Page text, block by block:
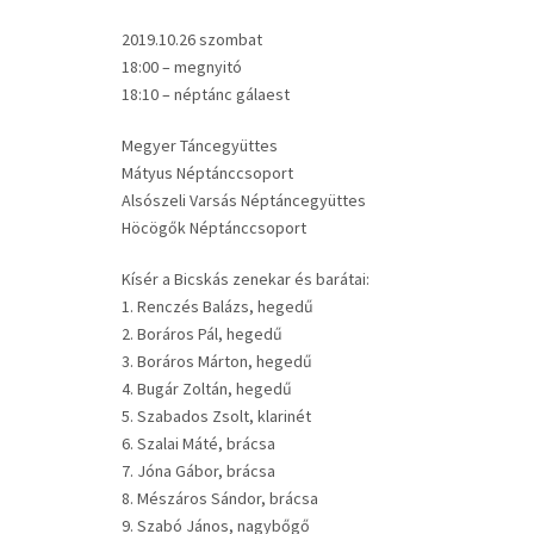
2019.10.26 szombat
18:00 – megnyitó
18:10 – néptánc gálaest
Megyer Táncegyüttes
Mátyus Néptánccsoport
Alsószeli Varsás Néptáncegyüttes
Höcögők Néptánccsoport
Kísér a Bicskás zenekar és barátai:
1. Renczés Balázs, hegedű
2. Boráros Pál, hegedű
3. Boráros Márton, hegedű
4. Bugár Zoltán, hegedű
5. Szabados Zsolt, klarinét
6. Szalai Máté, brácsa
7. Jóna Gábor, brácsa
8. Mészáros Sándor, brácsa
9. Szabó János, nagybőgő